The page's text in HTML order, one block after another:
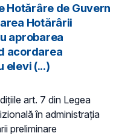
Hotărâre de Guvern
Hotărârii
aprobarea
acordarea
elevi (...)
art. 7 din Legea
în administraţia
preliminare